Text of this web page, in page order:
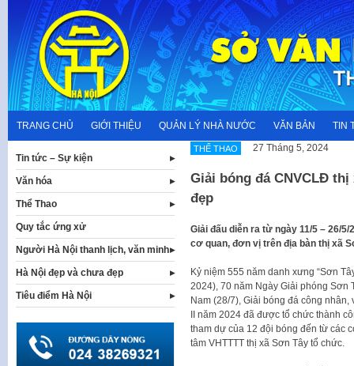
content
TRANG CHỦ GIỚI THIỆU QUẢN LÝ NHÀ NƯỚC VĂN BẢN TIN
THỂ THAO 27 Tháng 5, 2024
Giải bóng đá CNVCLĐ
đẹp
Giải đấu diễn ra từ ngày 11/5 – 26/
cơ quan, đơn vị trên địa bàn thị xã
Kỷ niệm 555 năm danh xưng “Sơn
2024), 70 năm Ngày Giải phóng Sơn
Nam (28/7), Giải bóng đá công nhân,
II năm 2024 đã được tổ chức thành
tham dự của 12 đội bóng đến từ các
tâm VHTTTT thị xã Sơn Tây tổ chức.
Tin tức – Sự kiện
Văn hóa
Thể Thao
Quy tắc ứng xử
Người Hà Nội thanh lịch, văn minh
Hà Nội đẹp và chưa đẹp
Tiêu điểm Hà Nội